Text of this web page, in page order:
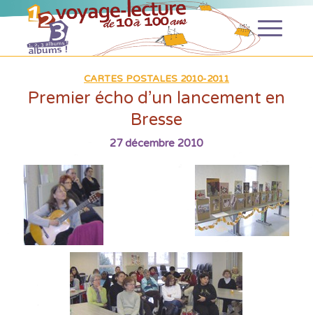
CARTES POSTALES 2010-2011
Premier écho d’un lancement en
Bresse
27 décembre 2010